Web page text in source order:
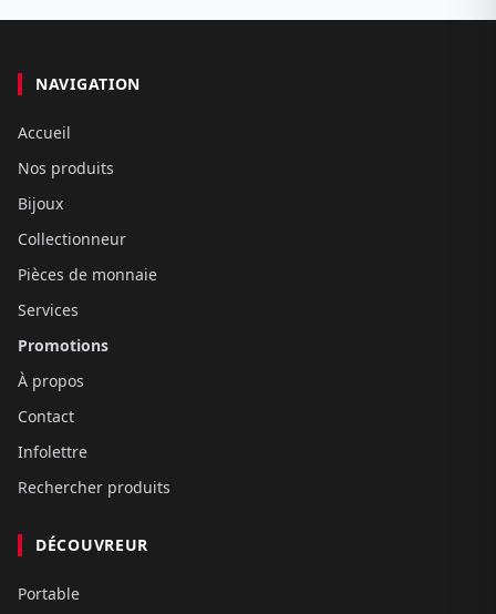
NAVIGATION
Accueil
Nos produits
Bijoux
Collectionneur
Pièces de monnaie
Services
Promotions
À propos
Contact
Infolettre
Rechercher produits
DÉCOUVREUR
Portable